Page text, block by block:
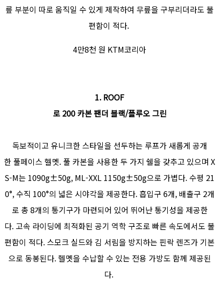
릎 부분이 따로 움직일 수 있게 제작하여 무릎을 구부리더라도 불
편함이 적다.
4만8천 원 KTM코리아
1. ROOF
로 200 카본 팬더 블랙/플루오 그린
독보적이고 유니크한 스타일을 선두하는 루프가 새롭게 공개
한 풀페이스 헬멧. 풀 카본을 사용한 두 가지 쉘을 갖추고 있으며 X
S-M는 1090g±50g, ML-XXL 1150g±50g으로 가볍다. 수평 21
0°, 수직 100°의 넓은 시야각을 제공한다. 흡입구 6개, 배출구 2개
로 총 8개의 통기구가 마련되어 있어 뛰어난 통기성을 제공한
다. 고속 라이딩에 최적화된 공기 역학 구조로 빠른 속도에서도 불
편함이 적다. 스모크 실드와 김 서림을 방지하는 핀락 렌즈가 기본
으로 동봉된다. 헬멧을 수납할 수 있는 전용 가방도 함께 제공된
다.